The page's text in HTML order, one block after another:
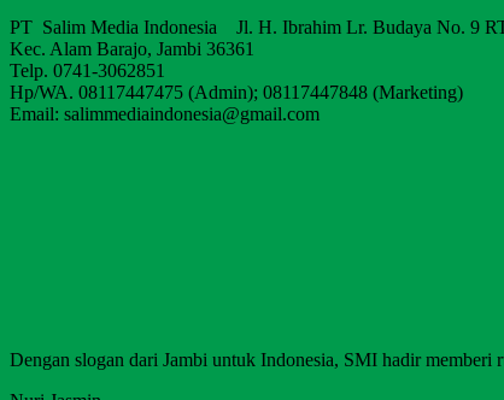
PT Salim Media Indonesia Jl. H. Ibrahim Lr. Budaya No. 9
Kec. Alam Barajo, Jambi 36361
Telp. 0741-3062851
Hp/WA. 08117447475 (Admin); 08117447848 (Marketing)
Email: salimmediaindonesia@gmail.com
Dengan slogan dari Jambi untuk Indonesia, SMI hadir memberi